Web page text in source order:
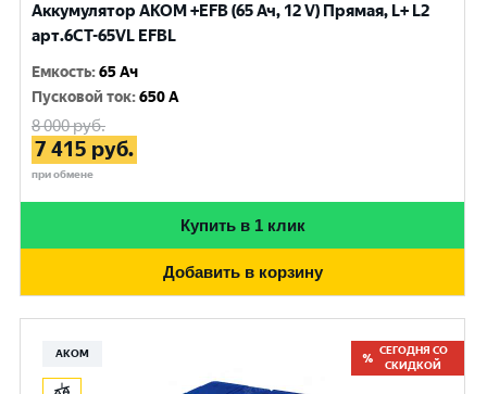
Аккумулятор AKOM +EFB (65 Ач, 12 V) Прямая, L+ L2
арт.6СТ-65VL EFBL
Емкость:65 Ач
Пусковой ток:650 A
8 000руб.
7 415 руб.
при обмене
Купить в 1 клик
Добавить в корзину
АКОМ
СЕГОДНЯ СО
СКИДКОЙ